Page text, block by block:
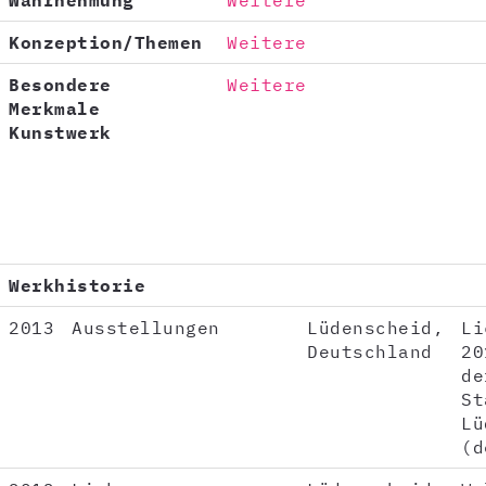
Konzeption/Themen
Weitere
Besondere
Merkmale
Kunstwerk
Weitere
Werkhistorie
2013
Ausstellungen
Lüdenscheid,
Deutschland